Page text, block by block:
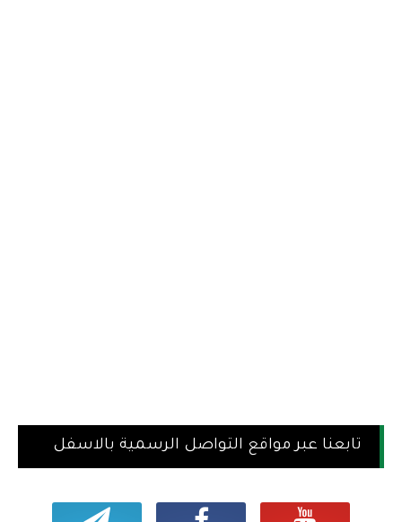
تابعنا عبر مواقع التواصل الرسمية بالاسفل